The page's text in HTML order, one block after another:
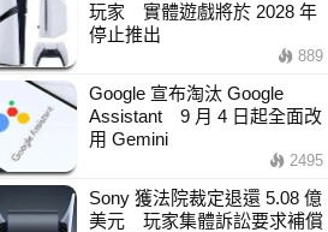
玩家 實體遊戲將於 2028 年
停止推出
889
Google 宣布淘汰 Google
Assistant 9 月 4 日起全面改
用 Gemini
2495
Sony 獲法院裁定退還 5.08 億
美元 玩家集體訴訟要求補償